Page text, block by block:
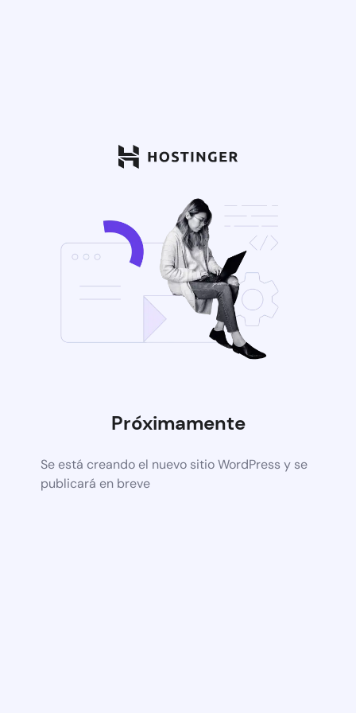
Próximamente
Se está creando el nuevo sitio WordPress y se
publicará en breve